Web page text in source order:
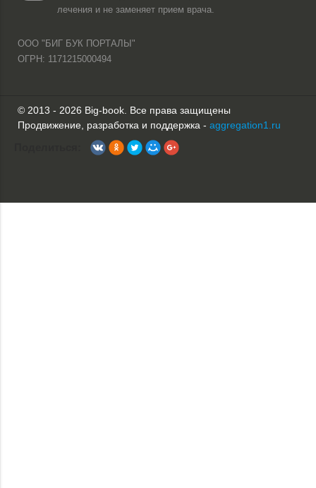
лечения и не заменяет прием врача.
ООО "БИГ БУК ПОРТАЛЫ"
ОГРН: 1171215000494
© 2013 - 2026 Big-book. Все права защищены
Продвижение, разработка и поддержка - aggregation1.ru